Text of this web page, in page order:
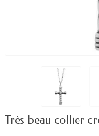
Très beau collier